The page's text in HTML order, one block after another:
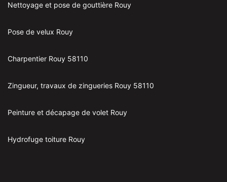
Nettoyage et pose de gouttière Rouy
Pose de velux Rouy
Charpentier Rouy 58110
Zingueur, travaux de zingueries Rouy 58110
Peinture et décapage de volet Rouy
Hydrofuge toiture Rouy